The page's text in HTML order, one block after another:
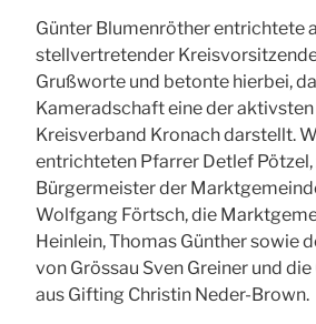
Günter Blumenröther entrichtete
stellvertretender
Grußworte und betonte hierbei,
Kameradschaft eine der
Kreisverband Kronach darstellt.
entrichteten Pfarrer Detlef
Bürgermeister der
Wolfgang Förtsch, die
Heinlein, Thomas Günther sowie
von Grössau Sven Greiner und
aus Gifting Christin Neder-Brown.